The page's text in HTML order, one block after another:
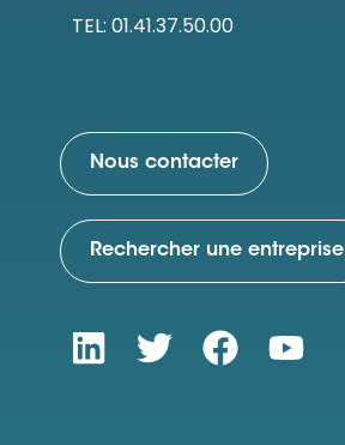
TEL: 01.41.37.50.00
Nous contacter
Rechercher une entreprise